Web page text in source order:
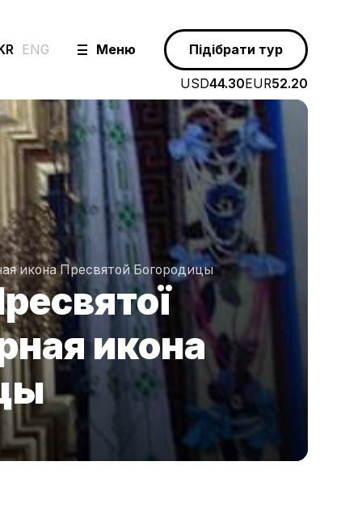
ENG Меню Підібрати тур
USD44.30EUR52.20
икона Пресвятой Богородицы
икона